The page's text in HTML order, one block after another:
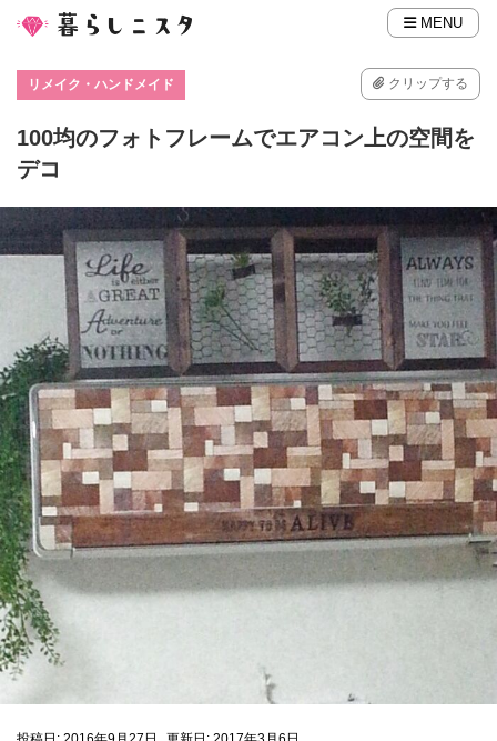
MENU
リメイク・ハンドメイド クリップする
100均のフォトフレームでエアコン上の空間を
デコ